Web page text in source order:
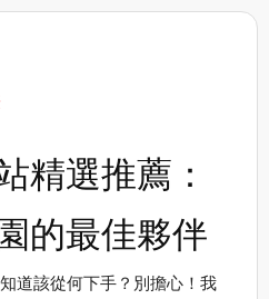
精選推薦：
的最佳夥伴
道該從何下手？別擔心！我